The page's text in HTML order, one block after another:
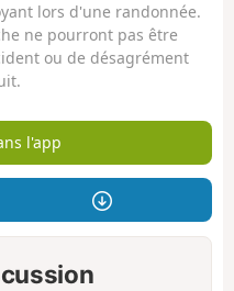
lors d'une randonnée.
ne pourront pas être
ou de désagrément
l'app